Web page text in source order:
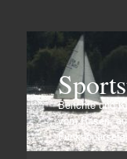
Berichte und
vom Rasen,